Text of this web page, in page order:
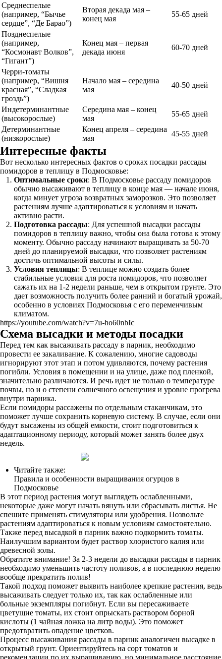
Среднеспелые
(например, “Бычье
сердце”, “Де Барао”)
Вторая декада мая –
конец мая
55-65 дней
Позднеспелые
(например,
“Космонавт Волков”,
“Гигант”)
Конец мая – первая
декада июня
60-70 дней
Черри-томаты
(например, “Вишня
красная”, “Сладкая
гроздь”)
Начало мая – середина
мая
40-50 дней
Индетерминантные
(высокорослые)
Середина мая – конец
мая
55-65 дней
Детерминантные
(низкорослые)
Конец апреля – середина
мая
45-55 дней
Интересные факты
Вот несколько интересных фактов о сроках посадки рассады
помидоров в теплицу в Подмосковье:
Оптимальные сроки: В Подмосковье рассаду помидоров
обычно высаживают в теплицу в конце мая — начале июня,
когда минует угроза возвратных заморозков. Это позволяет
растениям лучше адаптироваться к условиям и начать
активно расти.
Подготовка рассады: Для успешной высадки рассады
помидоров в теплицу важно, чтобы она была готова к этому
моменту. Обычно рассаду начинают выращивать за 50-70
дней до планируемой высадки, что позволяет растениям
достичь оптимальной высоты и силы.
Условия теплицы: В теплице можно создать более
стабильные условия для роста помидоров, что позволяет
сажать их на 1-2 недели раньше, чем в открытом грунте. Это
дает возможность получить более ранний и богатый урожай,
особенно в условиях Подмосковья с его переменчивым
климатом.
https://youtube.com/watch?v=7u-ho60nbIc
Схема высадки и методы посадки
Перед тем как высаживать рассаду в парник, необходимо
провести ее закаливание. К сожалению, многие садоводы
игнорируют этот этап и потом удивляются, почему растения
погибли. Условия в помещении и на улице, даже под пленкой,
значительно различаются. И речь идет не только о температуре
почвы, но и о степени солнечного освещения и уровне прогрева
внутри парника.
Если помидоры рассажены по отдельным стаканчикам, это
поможет лучше сохранить корневую систему. В случае, если они
будут высажены из общей емкости, стоит подготовиться к
адаптационному периоду, который может занять более двух
недель.
Читайте также:
Правила и особенности выращивания огурцов в
Подмосковье
В этот период растения могут выглядеть ослабленными,
некоторые даже могут начать вянуть или сбрасывать листья. Не
спешите применять стимуляторы или удобрения. Позвольте
растениям адаптироваться к новым условиям самостоятельно.
Также перед высадкой в парник важно подкормить томаты.
Наилучшим вариантом будет раствор хлористого калия или
древесной золы.
Обратите внимание! За 2-3 недели до высадки рассады в парник
необходимо уменьшить частоту поливов, а в последнюю неделю
вообще прекратить полив!
Такой подход поможет выявить наиболее крепкие растения, ведь
высаживать следует только их, так как ослабленные или
больные экземпляры погибнут. Если вы пересаживаете
цветущие томаты, их стоит опрыскать раствором борной
кислоты (1 чайная ложка на литр воды). Это поможет
предотвратить опадение цветков.
Процесс высаживания рассады в парник аналогичен высадке в
открытый грунт. Ориентируйтесь на сорт томатов и
рекомендации по их выращиванию, но минимальное расстояние